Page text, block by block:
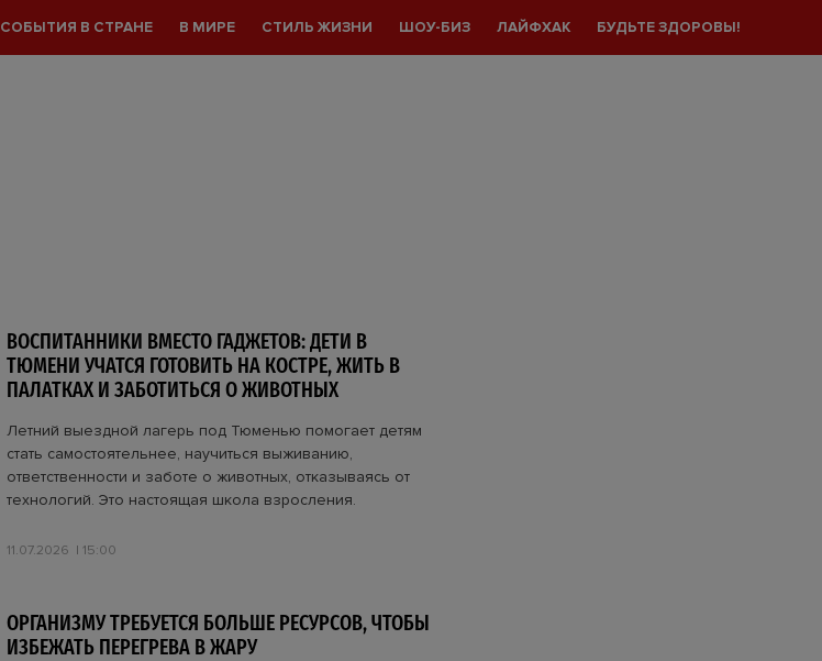
СОБЫТИЯ В СТРАНЕ В МИРЕ СТИЛЬ ЖИЗНИ ШОУ-БИЗ ЛАЙФХАК БУДЬТЕ ЗДОРОВЫ!
ВОСПИТАННИКИ ВМЕСТО ГАДЖЕТОВ: ДЕТИ В
ТЮМЕНИ УЧАТСЯ ГОТОВИТЬ НА КОСТРЕ, ЖИТЬ В
ПАЛАТКАХ И ЗАБОТИТЬСЯ О ЖИВОТНЫХ
Летний выездной лагерь под Тюменью помогает детям
стать самостоятельнее, научиться выживанию,
ответственности и заботе о животных, отказываясь от
технологий. Это настоящая школа взросления.
11.07.2026 15:00
ОРГАНИЗМУ ТРЕБУЕТСЯ БОЛЬШЕ РЕСУРСОВ, ЧТОБЫ
ИЗБЕЖАТЬ ПЕРЕГРЕВА В ЖАРУ